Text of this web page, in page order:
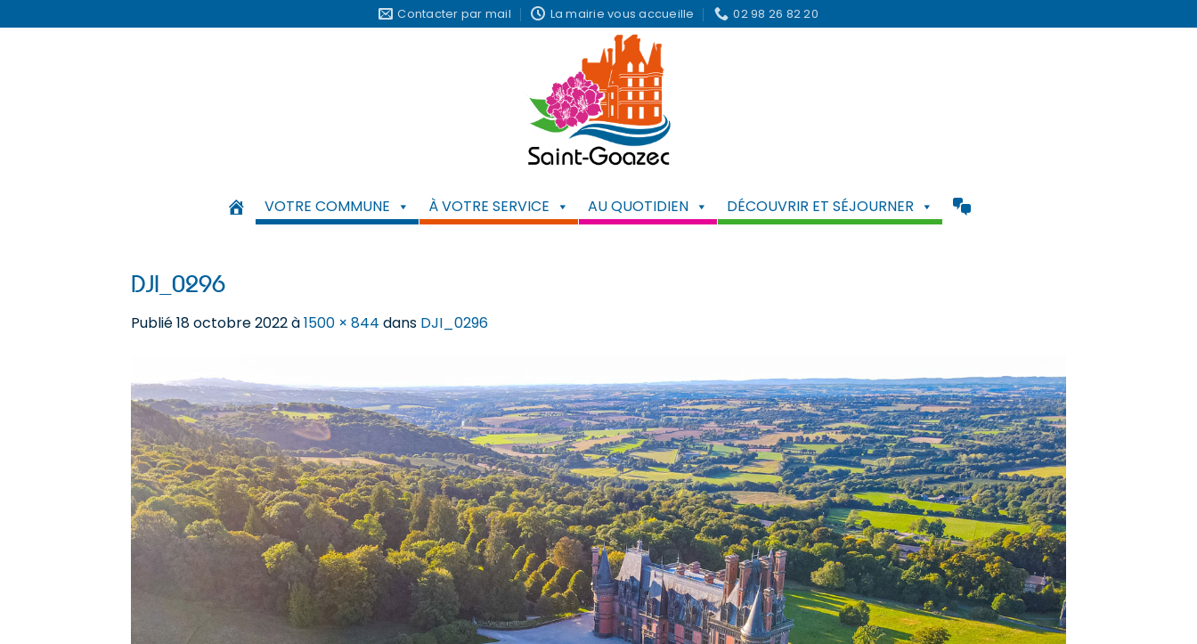
au
Contacter par mail La mairie vous accueille 02 98 26 82 20
VOTRE COMMUNE À VOTRE SERVICE AU QUOTIDIEN DÉCOUVRIR ET SÉJOURNER
DJI_0296
Publié18 octobre 2022à1500 × 844 dans DJI_0296